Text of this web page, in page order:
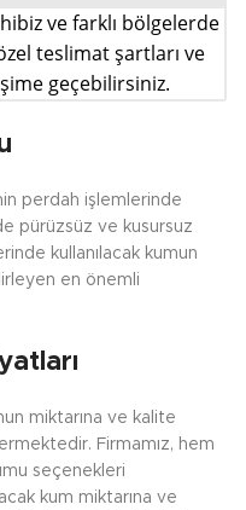
ve farklı bölgelerde
teslimat şartları ve
geçebilirsiniz.
perdah işlemlerinde
pürüzsüz ve kusursuz
kullanılacak kumun
en önemli
miktarına ve kalite
Firmamız, hem
seçenekleri
kum miktarına ve